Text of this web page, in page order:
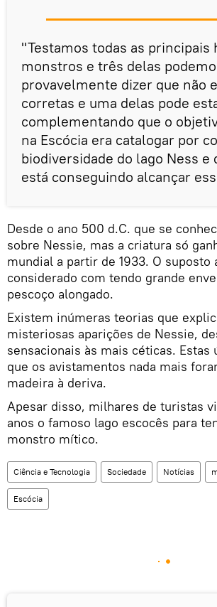
"Testamos todas as principais
monstros e três delas
provavelmente dizer que não
corretas e uma delas pode
complementando que o
na Escócia era catalogar por
biodiversidade do lago Ness e
está conseguindo alcançar
Desde o ano 500 d.C. que se
sobre Nessie, mas a criatura só
mundial a partir de 1933. O suposto
considerado com tendo grande
pescoço alongado.
Existem inúmeras teorias que
misteriosas aparições de Nessie,
sensacionais às mais céticas.
que os avistamentos nada mais
madeira à deriva.
Apesar disso, milhares de turistas
anos o famoso lago escocês para
monstro mítico.
Ciência e Tecnologia Sociedade Notícias
Escócia